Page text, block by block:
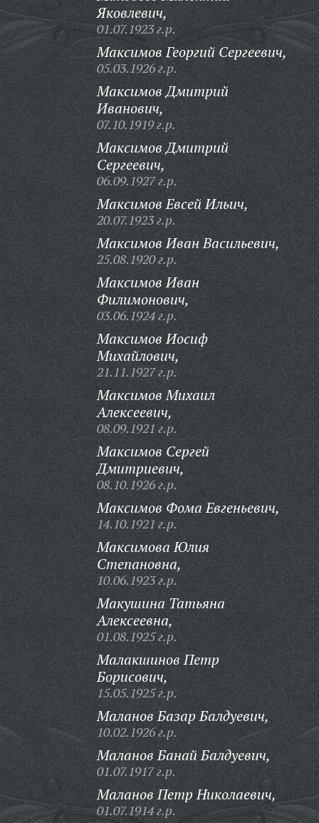
Яковлевич,
01.07.1923 г.р.
Максимов Георгий Сергеевич,
05.03.1926 г.р.
Максимов Дмитрий
Иванович,
07.10.1919 г.р.
Максимов Дмитрий
Сергеевич,
06.09.1927 г.р.
Максимов Евсей Ильич,
20.07.1923 г.р.
Максимов Иван Васильевич,
25.08.1920 г.р.
Максимов Иван
Филимонович,
03.06.1924 г.р.
Максимов Иосиф
Михайлович,
21.11.1927 г.р.
Максимов Михаил
Алексеевич,
08.09.1921 г.р.
Максимов Сергей
Дмитриевич,
08.10.1926 г.р.
Максимов Фома Евгеньевич,
14.10.1921 г.р.
Максимова Юлия
Степановна,
10.06.1923 г.р.
Макушина Татьяна
Алексеевна,
01.08.1925 г.р.
Малакшинов Петр
Борисович,
15.05.1925 г.р.
Маланов Базар Балдуевич,
10.02.1926 г.р.
Маланов Банай Балдуевич,
01.07.1917 г.р.
Маланов Петр Николаевич,
01.07.1914 г.р.